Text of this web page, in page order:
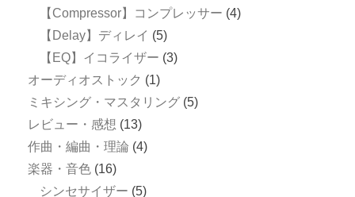
【Compressor】コンプレッサー (4)
【Delay】ディレイ (5)
【EQ】イコライザー (3)
オーディオストック (1)
ミキシング・マスタリング (5)
レビュー・感想 (13)
作曲・編曲・理論 (4)
楽器・音色 (16)
シンセサイザー (5)